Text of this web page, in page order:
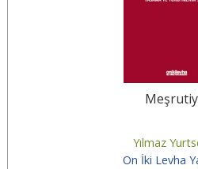
Yılmaz
On İki Levha